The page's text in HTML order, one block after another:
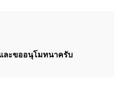
ละขออนุโมทนาครับ